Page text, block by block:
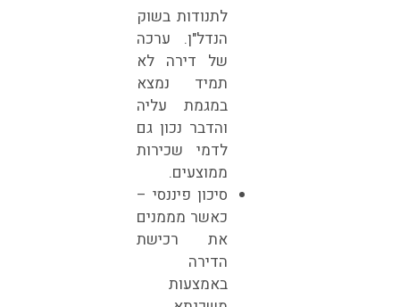
לתנודות בשוק
הנדל"ן. ערכה
של דירה לא
תמיד נמצא
במגמת עליה
והדבר נכון גם
לדמי שכירות
ממוצעים.
סיכון פיננסי –
כאשר מממנים
את רכישת
הדירה
באמצעות